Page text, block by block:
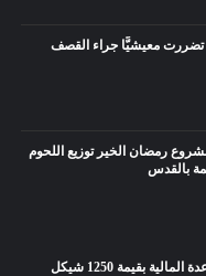
في غزة تضررت معيشيًّا جراء القصف
رمضان الخير توزيع اللحوم
بالقدس
بقيمة 1250 شيكل